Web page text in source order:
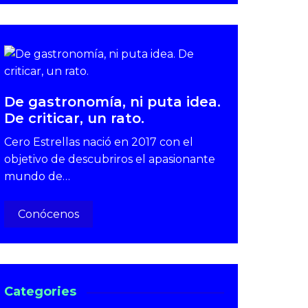
De gastronomía, ni puta idea.
De criticar, un rato.
Cero Estrellas nació en 2017 con el
objetivo de descubriros el apasionante
mundo de…
Conócenos
Categories